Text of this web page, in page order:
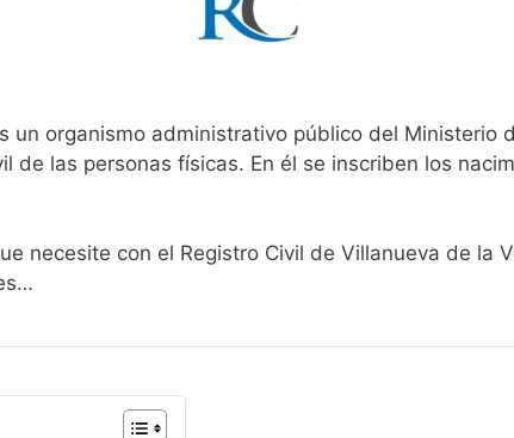
un organismo administrativo público del Ministerio
de las personas físicas. En él se inscriben los
necesite con el Registro Civil de Villanueva de la